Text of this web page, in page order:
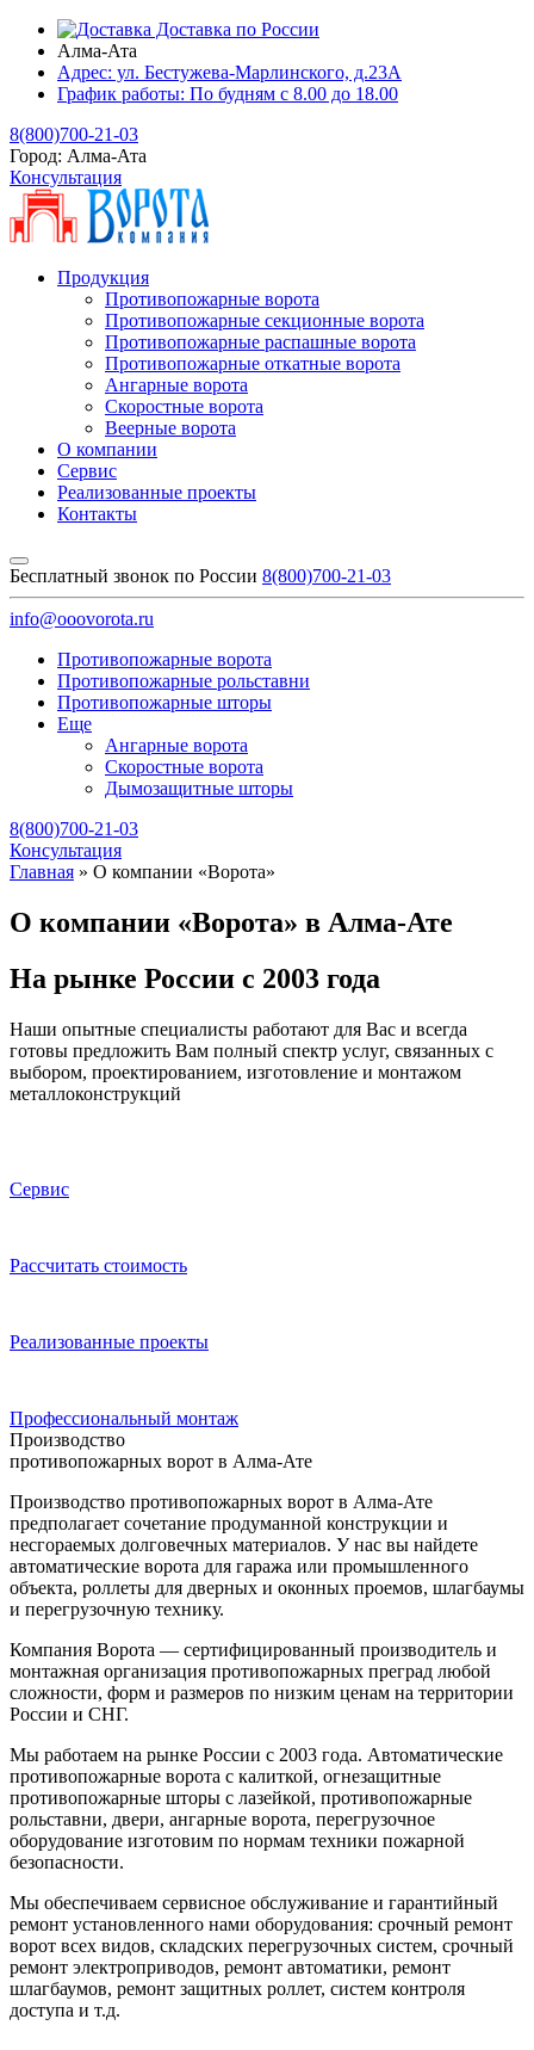
Доставка по России
Алма-Ата
Адрес: ул. Бестужева-Марлинского, д.23А
График работы: По будням с 8.00 до 18.00
8(800)700-21-03
Город: Алма-Ата
Консультация
Продукция
Противопожарные ворота
Противопожарные секционные ворота
Противопожарные распашные ворота
Противопожарные откатные ворота
Ангарные ворота
Скоростные ворота
Веерные ворота
О компании
Сервис
Реализованные проекты
Контакты
Бесплатный звонок по России 8(800)700-21-03
info@ooovorota.ru
Противопожарные ворота
Противопожарные рольставни
Противопожарные шторы
Еще
Ангарные ворота
Скоростные ворота
Дымозащитные шторы
8(800)700-21-03
Консультация
Главная » О компании «Ворота»
О компании «Ворота» в Алма-Ате
На рынке России с 2003 года
Наши опытные специалисты работают для Вас и всегда
готовы предложить Вам полный спектр услуг, связанных с
выбором, проектированием, изготовление и монтажом
металлоконструкций
Сервис
Расcчитать стоимость
Реализованные проекты
Профессиональный монтаж
Производство
противопожарных ворот в Алма-Ате
Производство противопожарных ворот в Алма-Ате
предполагает сочетание продуманной конструкции и
несгораемых долговечных материалов. У нас вы найдете
автоматические ворота для гаража или промышленного
объекта, роллеты для дверных и оконных проемов, шлагбаумы
и перегрузочную технику.
Компания Ворота — сертифицированный производитель и
монтажная организация противопожарных преград любой
сложности, форм и размеров по низким ценам на территории
России и СНГ.
Мы работаем на рынке России с 2003 года. Автоматические
противопожарные ворота с калиткой, огнезащитные
противопожарные шторы с лазейкой, противопожарные
рольставни, двери, ангарные ворота, перегрузочное
оборудование изготовим по нормам техники пожарной
безопасности.
Мы обеспечиваем сервисное обслуживание и гарантийный
ремонт установленного нами оборудования: срочный ремонт
ворот всех видов, складских перегрузочных систем, срочный
ремонт электроприводов, ремонт автоматики, ремонт
шлагбаумов, ремонт защитных роллет, систем контроля
доступа и т.д.